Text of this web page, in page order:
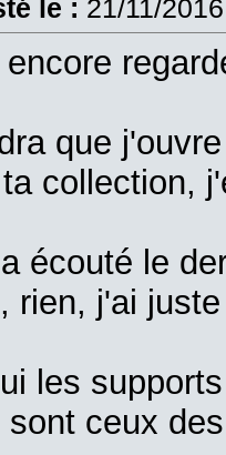
le : 21/11/
que
collection,
écouté le
rien, j'ai
les
sont ceux